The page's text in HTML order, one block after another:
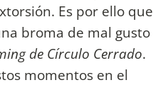
Es por ello que
broma de mal gusto
de Círculo Cerrado.
momentos en el